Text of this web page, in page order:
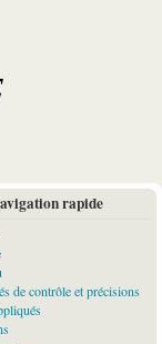
rapide
de contrôle et précisions